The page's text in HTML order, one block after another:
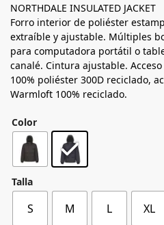
NORTHDALE INSULATED JACKET
Forro interior de poliéster
extraíble y ajustable. Múltiples
para computadora portátil o
canalé. Cintura ajustable.
100% poliéster 300D reciclado,
Warmloft 100% reciclado.
Color
Talla
S M L XL